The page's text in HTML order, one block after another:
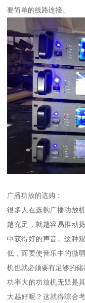
要简单的线路连接。
广播功放的选购：
很多人在选购广播功放
越充足，就越容易推动
中获得好的声音。这种
低，而要使音乐中的微
机也就必须要有足够的储
功率大的功放机无疑是
大越好呢？这就得综合